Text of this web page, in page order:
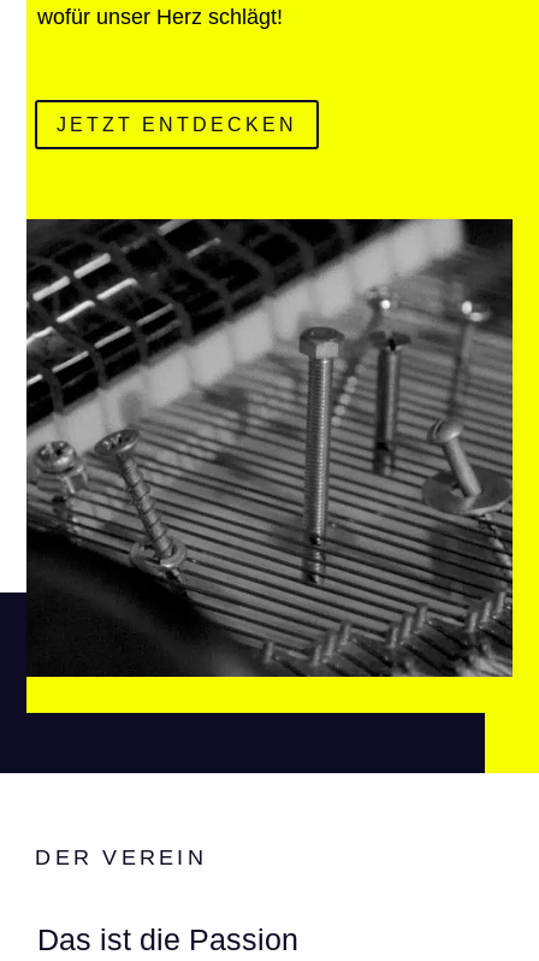
wofür unser Herz schlägt!
JETZT ENTDECKEN
DER VEREIN
Das ist die Passion